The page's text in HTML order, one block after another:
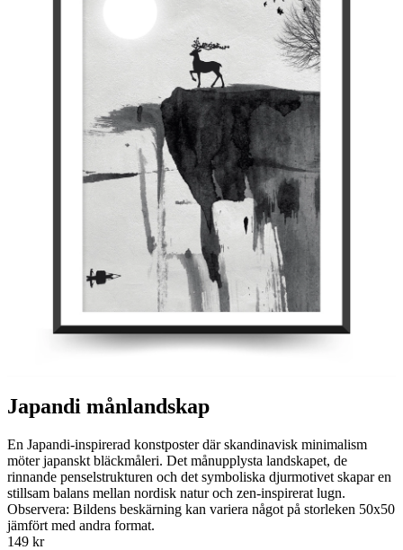
Japandi månlandskap
En Japandi‑inspirerad konstposter där skandinavisk minimalism
möter japanskt bläckmåleri. Det månupplysta landskapet, de
rinnande penselstrukturen och det symboliska djurmotivet skapar en
stillsam balans mellan nordisk natur och zen‑inspirerat lugn.
Observera: Bildens beskärning kan variera något på storleken 50x50
jämfört med andra format.
149 kr